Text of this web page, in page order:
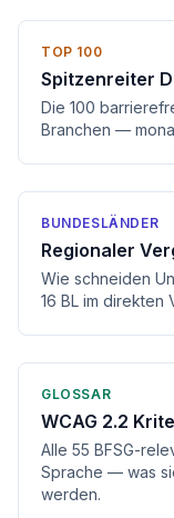
TOP 100
Spitzenreiter
Die 100
Branchen —
BUNDESLÄNDER
Regionaler
Wie schneiden
16 BL im direkten
GLOSSAR
WCAG 2.2
Alle 55 BFSG-
Sprache — was
werden.